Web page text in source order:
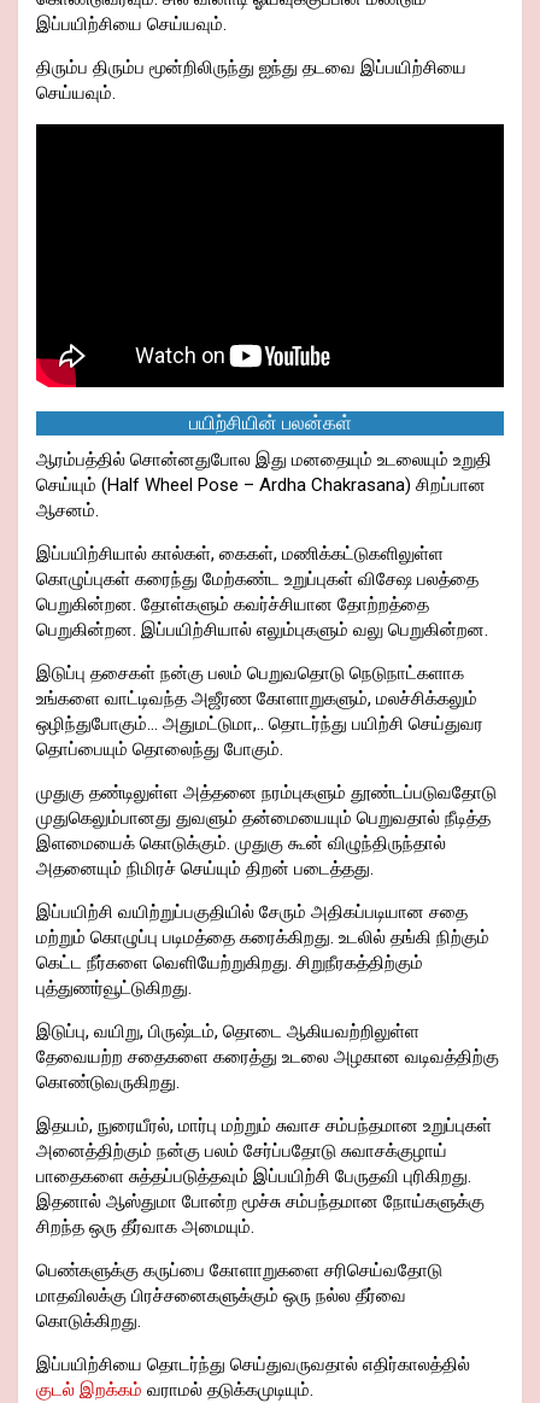
இப்பயிற்சியை செய்யவும்.
திரும்ப திரும்ப மூன்றிலிருந்து ஐந்து தடவை இப்பயிற்சியை
செய்யவும்.
பயிற்சியின் பலன்கள்
ஆரம்பத்தில் சொன்னதுபோல இது மனதையும் உடலையும் உறுதி
செய்யும் (Half Wheel Pose – Ardha Chakrasana) சிறப்பான
ஆசனம்.
இப்பயிற்சியால் கால்கள், கைகள், மணிக்கட்டுகளிலுள்ள
கொழுப்புகள் கரைந்து மேற்கண்ட உறுப்புகள் விசேஷ பலத்தை
பெறுகின்றன. தோள்களும் கவர்ச்சியான தோற்றத்தை
பெறுகின்றன. இப்பயிற்சியால் எலும்புகளும் வலு பெறுகின்றன.
இடுப்பு தசைகள் நன்கு பலம் பெறுவதொடு நெடுநாட்களாக
உங்களை வாட்டிவந்த அஜீரண கோளாறுகளும், மலச்சிக்கலும்
ஒழிந்துபோகும்… அதுமட்டுமா,.. தொடர்ந்து பயிற்சி செய்துவர
தொப்பையும் தொலைந்து போகும்.
முதுகு தண்டிலுள்ள அத்தனை நரம்புகளும் தூண்டப்படுவதோடு
முதுகெலும்பானது துவளும் தன்மையையும் பெறுவதால் நீடித்த
இளமையைக் கொடுக்கும். முதுகு கூன் விழுந்திருந்தால்
அதனையும் நிமிரச் செய்யும் திறன் படைத்தது.
இப்பயிற்சி வயிற்றுப்பகுதியில் சேரும் அதிகப்படியான சதை
மற்றும் கொழுப்பு படிமத்தை கரைக்கிறது. உடலில் தங்கி நிற்கும்
கெட்ட நீர்களை வெளியேற்றுகிறது. சிறுநீரகத்திற்கும்
புத்துணர்வூட்டுகிறது.
இடுப்பு, வயிறு, பிருஷ்டம், தொடை ஆகியவற்றிலுள்ள
தேவையற்ற சதைகளை கரைத்து உடலை அழகான வடிவத்திற்கு
கொண்டுவருகிறது.
இதயம், நுரையீரல், மார்பு மற்றும் சுவாச சம்பந்தமான உறுப்புகள்
அனைத்திற்கும் நன்கு பலம் சேர்ப்பதோடு சுவாசக்குழாய்
பாதைகளை சுத்தப்படுத்தவும் இப்பயிற்சி பேருதவி புரிகிறது.
இதனால் ஆஸ்துமா போன்ற மூச்சு சம்பந்தமான நோய்களுக்கு
சிறந்த ஒரு தீர்வாக அமையும்.
பெண்களுக்கு கருப்பை கோளாறுகளை சரிசெய்வதோடு
மாதவிலக்கு பிரச்சனைகளுக்கும் ஒரு நல்ல தீர்வை
கொடுக்கிறது.
இப்பயிற்சியை தொடர்ந்து செய்துவருவதால் எதிர்காலத்தில்
குடல் இறக்கம் வராமல் தடுக்கமுடியும்.